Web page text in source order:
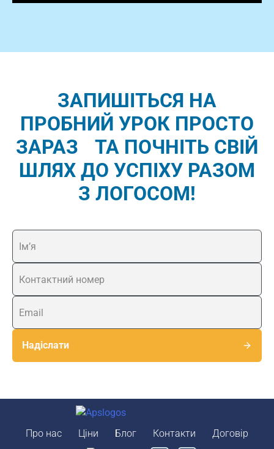
ЗАПИШІТЬСЯ НА
ПРОБНИЙ УРОК ПРОСТО
ЗАРАЗ ТА ПОЧНІТЬ СВІЙ
ШЛЯХ ДО УСПІХУ РАЗОМ
З ЛОГОСОМ!
Надіслати
Про нас Ціни Блог Контакти Договір